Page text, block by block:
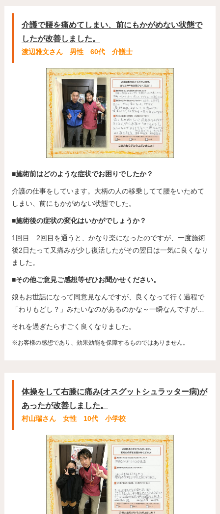
介護で腰を痛めてしまい、前にもかがめない状態で
したが改善しました。
渡辺雅文さん 男性 60代 介護士
■施術前はどのような症状でお困りでしたか？
介護の仕事をしています。大柄の人の移乗してて腰をいためて
しまい、前にもかがめない状態でした。
■施術後の症状の変化はいかがでしょうか？
1回目 2回目を通うと、かなり楽になったのですが、一度施術
後2日たって又痛みが少し復活したがその翌日は一気に良くなり
ました。
■その他ご意見ご感想等ぜひお聞かせください。
娘もお世話になって同意見なんですが、良くなって行く過程で
「わりもどし？」みたいなのがあるのかな～一瞬なんですが…
それを過ぎたらすごく良くなりました。
※お客様の感想であり、効果効能を保障するものではありません。
体操をして右膝に痛み(オスグットシュラッター病)が
あったが改善しました。
村山瑞さん 女性 10代 小学校